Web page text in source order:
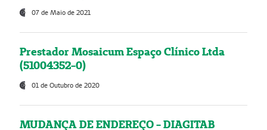
07 de Maio de 2021
Prestador Mosaicum Espaço Clínico Ltda
(51004352-0)
01 de Outubro de 2020
MUDANÇA DE ENDEREÇO - DIAGITAB